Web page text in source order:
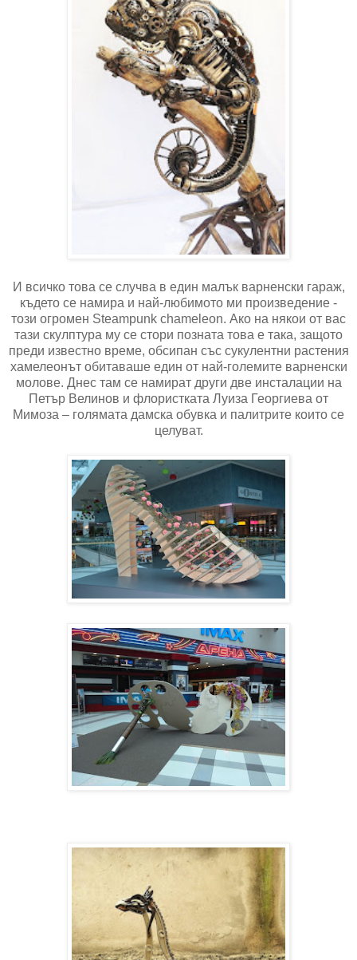
И всичко това се случва в един малък варненски гараж,
където се намира и най-любимото ми произведение -
този огромен Steampunk chameleon. Ако на някои от вас
тази скулптура му се стори позната това е така, защото
преди известно време, обсипан със сукулентни растения
хамелеонът обитаваше един от най-големите варненски
молове. Днес там се намират други две инсталации на
Петър Велинов и флористката Луиза Георгиева от
Мимоза – голямата дамска обувка и палитрите които се
целуват.